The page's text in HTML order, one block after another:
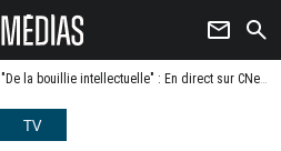
newsletter search
"De la bouillie intellectuelle" : En direct sur CNews, Pascal Praud atomise le livre d'une de ses invitées
TV